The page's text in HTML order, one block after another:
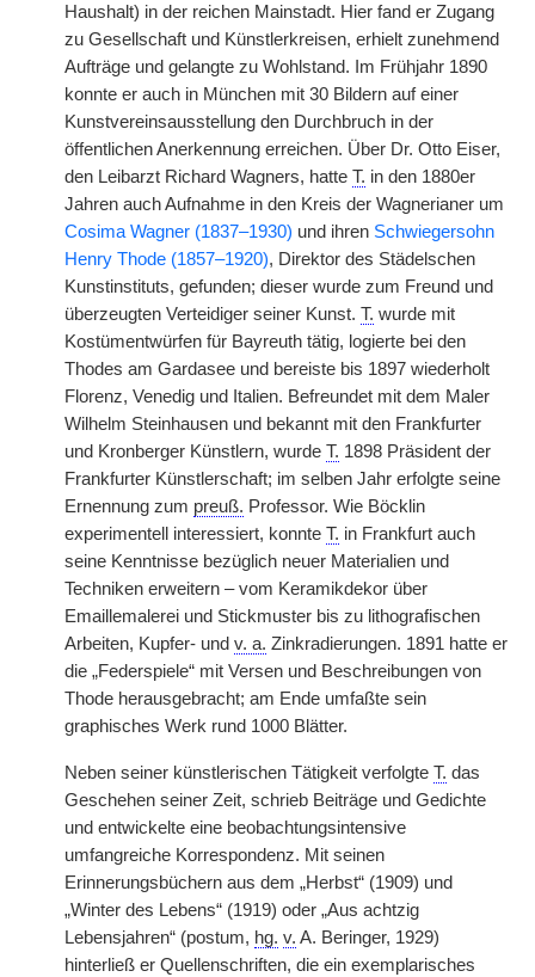
Haushalt) in der reichen Mainstadt. Hier fand er Zugang
zu Gesellschaft und Künstlerkreisen, erhielt zunehmend
Aufträge und gelangte zu Wohlstand. Im Frühjahr 1890
konnte er auch in München mit 30 Bildern auf einer
Kunstvereinsausstellung den Durchbruch in der
öffentlichen Anerkennung erreichen. Über Dr. Otto Eiser,
den Leibarzt Richard Wagners, hatte T. in den 1880er
Jahren auch Aufnahme in den Kreis der Wagnerianer um
Cosima Wagner (1837–1930) und ihren Schwiegersohn
Henry Thode (1857–1920), Direktor des Städelschen
Kunstinstituts, gefunden; dieser wurde zum Freund und
überzeugten Verteidiger seiner Kunst. T. wurde mit
Kostümentwürfen für Bayreuth tätig, logierte bei den
Thodes am Gardasee und bereiste bis 1897 wiederholt
Florenz, Venedig und Italien. Befreundet mit dem Maler
Wilhelm Steinhausen und bekannt mit den Frankfurter
und Kronberger Künstlern, wurde T. 1898 Präsident der
Frankfurter Künstlerschaft; im selben Jahr erfolgte seine
Ernennung zum preuß. Professor. Wie Böcklin
experimentell interessiert, konnte T. in Frankfurt auch
seine Kenntnisse bezüglich neuer Materialien und
Techniken erweitern – vom Keramikdekor über
Emaillemalerei und Stickmuster bis zu lithografischen
Arbeiten, Kupfer- und v. a. Zinkradierungen. 1891 hatte er
die „Federspiele“ mit Versen und Beschreibungen von
Thode herausgebracht; am Ende umfaßte sein
graphisches Werk rund 1000 Blätter.
Neben seiner künstlerischen Tätigkeit verfolgte T. das
Geschehen seiner Zeit, schrieb Beiträge und Gedichte
und entwickelte eine beobachtungsintensive
umfangreiche Korrespondenz. Mit seinen
Erinnerungsbüchern aus dem „Herbst“ (1909) und
„Winter des Lebens“ (1919) oder „Aus achtzig
Lebensjahren“ (postum, hg. v. A. Beringer, 1929)
hinterließ er Quellenschriften, die ein exemplarisches